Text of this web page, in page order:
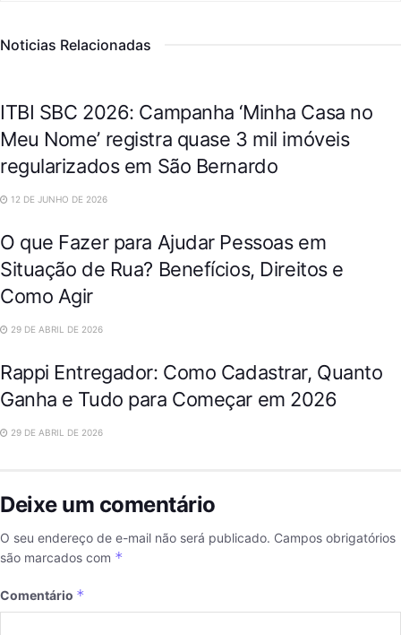
Noticias Relacionadas
ITBI SBC 2026: Campanha ‘Minha Casa no
Meu Nome’ registra quase 3 mil imóveis
regularizados em São Bernardo
12 DE JUNHO DE 2026
O que Fazer para Ajudar Pessoas em
Situação de Rua? Benefícios, Direitos e
Como Agir
29 DE ABRIL DE 2026
Rappi Entregador: Como Cadastrar, Quanto
Ganha e Tudo para Começar em 2026
29 DE ABRIL DE 2026
Deixe um comentário
O seu endereço de e-mail não será publicado. Campos obrigatórios
são marcados com *
Comentário *